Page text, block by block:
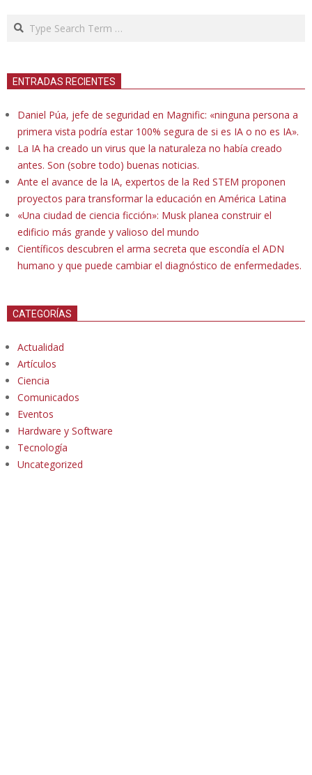
Search
ENTRADAS RECIENTES
Daniel Púa, jefe de seguridad en Magnific: «ninguna persona a
primera vista podría estar 100% segura de si es IA o no es IA».
La IA ha creado un virus que la naturaleza no había creado
antes. Son (sobre todo) buenas noticias.
Ante el avance de la IA, expertos de la Red STEM proponen
proyectos para transformar la educación en América Latina
«Una ciudad de ciencia ficción»: Musk planea construir el
edificio más grande y valioso del mundo
Científicos descubren el arma secreta que escondía el ADN
humano y que puede cambiar el diagnóstico de enfermedades.
CATEGORÍAS
Actualidad
Artículos
Ciencia
Comunicados
Eventos
Hardware y Software
Tecnología
Uncategorized